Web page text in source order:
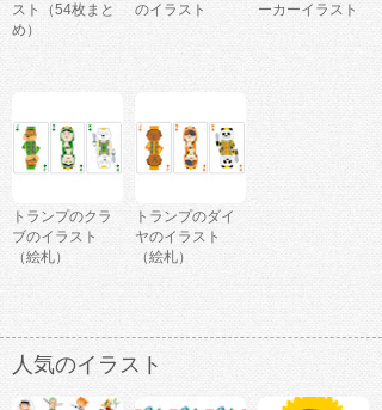
スト（54枚まと
め）
のイラスト
ーカーイラスト
トランプのクラ
ブのイラスト
（絵札）
トランプのダイ
ヤのイラスト
（絵札）
人気のイラスト